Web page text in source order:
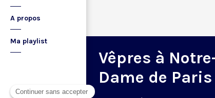
A propos
Ma playlist
Vêpres à
Dame de Paris